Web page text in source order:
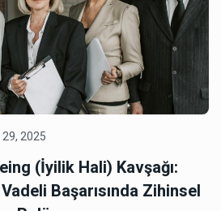
29, 2025
(İyilik Hali) Kavşağı:
Başarısında Zihinsel